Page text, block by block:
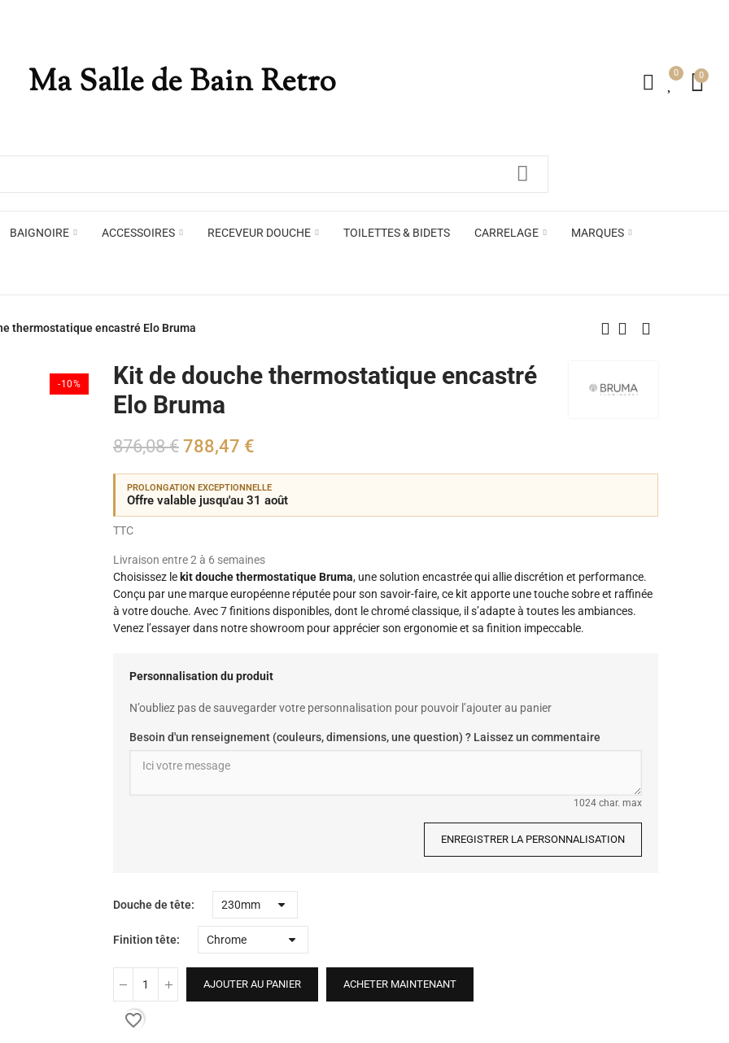
Ma Salle de Bain Retro 0 0
BAIGNOIRE ACCESSOIRES RECEVEUR DOUCHE TOILETTES & BIDETS CARRELAGE MARQUES
Plafonniers , spots et pendants
Voir toute la marque →
Appliques murales Miroirs ACB
thermostatique encastré Elo Bruma
-10%
Kit de douche thermostatique encastré
Elo Bruma
876,08 € 788,47 €
PROLONGATION EXCEPTIONNELLE
Offre valable jusqu'au 31 août
TTC
Livraison entre 2 à 6 semaines
Choisissez le kit douche thermostatique Bruma, une solution encastrée qui allie discrétion et performance.
Conçu par une marque européenne réputée pour son savoir-faire, ce kit apporte une touche sobre et raffinée
à votre douche. Avec 7 finitions disponibles, dont le chromé classique, il s’adapte à toutes les ambiances.
Venez l’essayer dans notre showroom pour apprécier son ergonomie et sa finition impeccable.
Personnalisation du produit
N’oubliez pas de sauvegarder votre personnalisation pour pouvoir l’ajouter au panier
Besoin d'un renseignement (couleurs, dimensions, une question) ? Laissez un commentaire
1024 char. max
ENREGISTRER LA PERSONNALISATION
Douche de tête
Finition tête
AJOUTER AU PANIER ACHETER MAINTENANT
favorite_border